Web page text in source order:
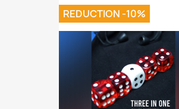
REDUCTION -10%